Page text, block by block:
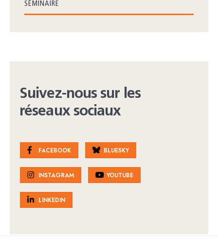
SÉMINAIRE
Suivez-nous sur les
réseaux sociaux
FACEBOOK BLUESKY
INSTAGRAM YOUTUBE
LINKEDIN